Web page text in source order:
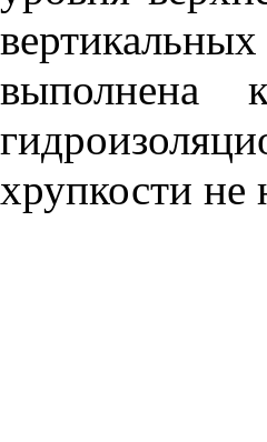
выполнена
хрупкости не